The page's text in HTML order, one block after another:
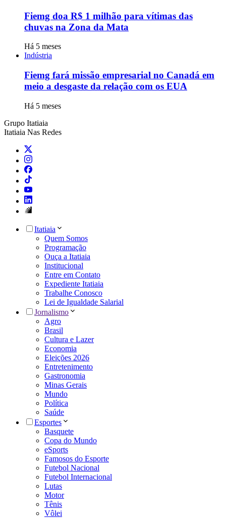
Fiemg doa R$ 1 milhão para vítimas das
chuvas na Zona da Mata
Há 5 meses
Indústria
Fiemg fará missão empresarial no Canadá em
meio a desgaste da relação com os EUA
Há 5 meses
Grupo Itatiaia
Itatiaia Nas Redes
Itatiaia
Quem Somos
Programação
Ouça a Itatiaia
Institucional
Entre em Contato
Expediente Itatiaia
Trabalhe Conosco
Lei de Igualdade Salarial
Jornalismo
Agro
Brasil
Cultura e Lazer
Economia
Eleições 2026
Entretenimento
Gastronomia
Minas Gerais
Mundo
Política
Saúde
Esportes
Basquete
Copa do Mundo
eSports
Famosos do Esporte
Futebol Nacional
Futebol Internacional
Lutas
Motor
Tênis
Vôlei